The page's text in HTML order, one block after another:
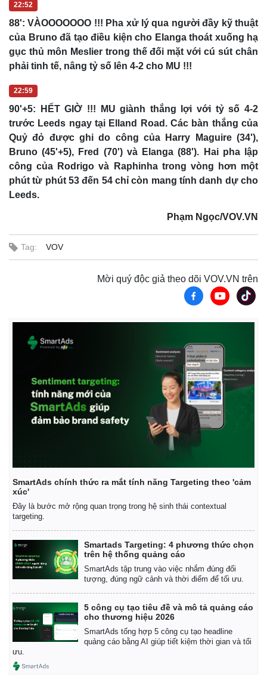
22:52
88': VÀOOOOOOO !!! Pha xử lý qua người đầy kỹ thuật
của Bruno đã tạo điều kiện cho Elanga thoát xuống hạ
gục thủ môn Meslier trong thế đối mặt với cú sút chân
phải tinh tế, nâng tỷ số lên 4-2 cho MU !!!
22:59
90'+5: HẾT GIỜ !!! MU giành thắng lợi với tỷ số 4-2
trước Leeds ngay tại Elland Road. Các bàn thắng của
Quỷ đỏ được ghi do công của Harry Maguire (34'),
Bruno (45'+5), Fred (70') và Elanga (88'). Hai pha lập
công của Rodrigo và Raphinha trong vòng hơn một
phút từ phút 53 đến 54 chỉ còn mang tính danh dự cho
Leeds.
Phạm Ngọc/VOV.VN
Tag: VOV
Mời quý độc giả theo dõi VOV.VN trên
SmartAds chính thức ra mắt tính năng Targeting theo 'cảm
xúc'
Đây là bước mở rộng quan trọng trong hệ sinh thái contextual
targeting.
Smartads Targeting: 4 phương thức chọn
trên hệ thống quảng cáo
SmartAds tập trung vào việc nhắm đúng đối
tượng, đúng ngữ cảnh và thời điểm để tối ưu.
5 công cụ tạo tiêu đề và mô tả quảng cáo
cho thương hiệu 2026
SmartAds tổng hợp 5 công cụ tạo headline
quảng cáo bằng AI giúp tiết kiệm thời gian và tối
ưu.